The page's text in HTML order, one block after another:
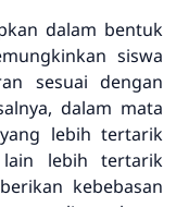
dalam bentuk
siswa
sesuai dengan
dalam mata
lebih tertarik
lain lebih tertarik
kebebasan